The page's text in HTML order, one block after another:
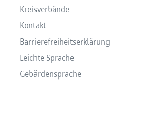
Kreisverbände
Kontakt
Barrierefreiheitserklärung
Leichte Sprache
Gebärdensprache